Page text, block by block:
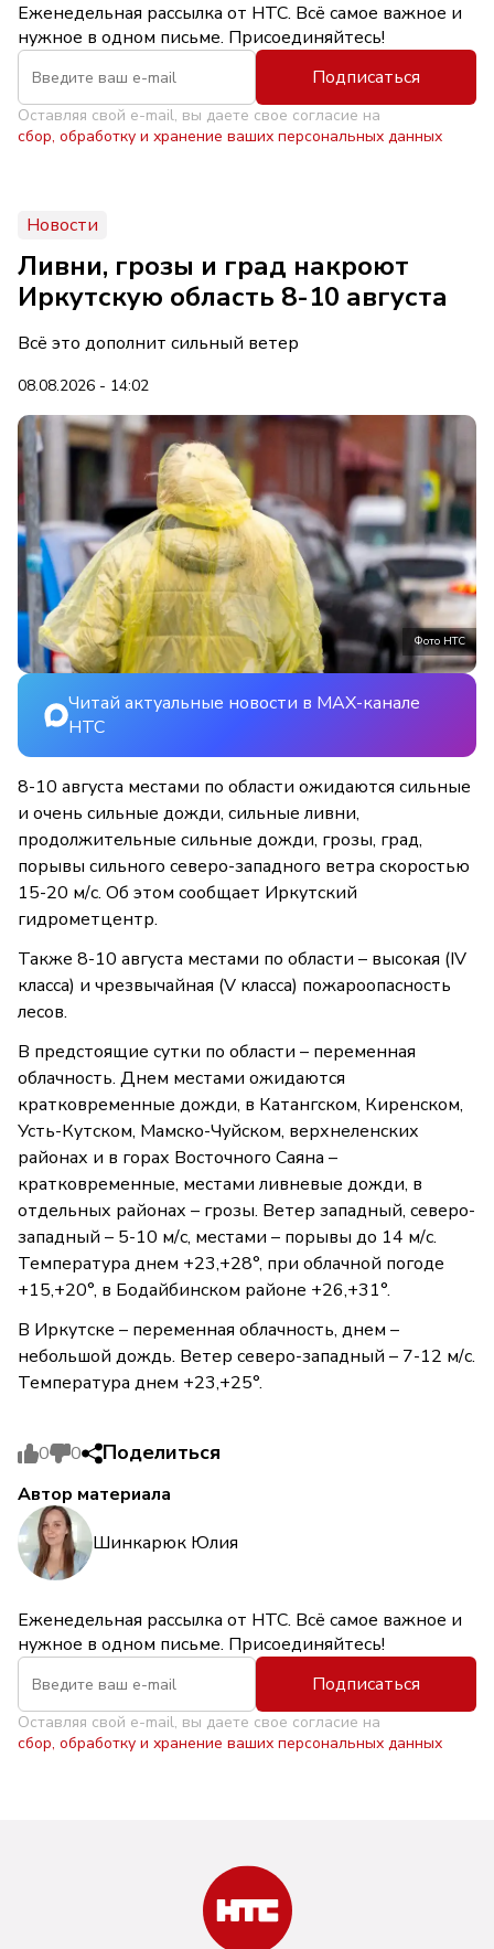
Еженедельная рассылка от НТС. Всё самое важное и
нужное в одном письме. Присоединяйтесь!
Подписаться
Оставляя свой e-mail, вы даете свое согласие на
сбор, обработку и хранение ваших персональных данных
Новости
Ливни, грозы и град накроют
Иркутскую область 8-10 августа
Всё это дополнит сильный ветер
08.08.2026 - 14:02
Фото НТС
Читай актуальные новости в MAX-канале
НТС
8-10 августа местами по области ожидаются сильные
и очень сильные дожди, сильные ливни,
продолжительные сильные дожди, грозы, град,
порывы сильного северо-западного ветра скоростью
15-20 м/с. Об этом сообщает Иркутский
гидрометцентр.
Также 8-10 августа местами по области – высокая (IV
класса) и чрезвычайная (V класса) пожароопасность
лесов.
В предстоящие сутки по области – переменная
облачность. Днем местами ожидаются
кратковременные дожди, в Катангском, Киренском,
Усть-Кутском, Мамско-Чуйском, верхнеленских
районах и в горах Восточного Саяна –
кратковременные, местами ливневые дожди, в
отдельных районах – грозы. Ветер западный, северо-
западный – 5-10 м/с, местами – порывы до 14 м/с.
Температура днем +23,+28°, при облачной погоде
+15,+20°, в Бодайбинском районе +26,+31°.
В Иркутске – переменная облачность, днем –
небольшой дождь. Ветер северо-западный – 7-12 м/с.
Температура днем +23,+25°.
0 0 Поделиться
Автор материала
Шинкарюк Юлия
Еженедельная рассылка от НТС. Всё самое важное и
нужное в одном письме. Присоединяйтесь!
Подписаться
Оставляя свой e-mail, вы даете свое согласие на
сбор, обработку и хранение ваших персональных данных